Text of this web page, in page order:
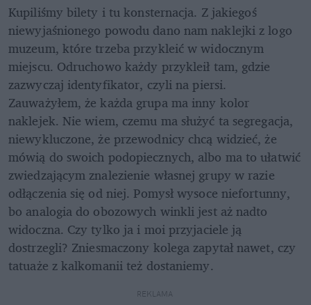
Kupiliśmy bilety i tu konsternacja. Z jakiegoś
niewyjaśnionego powodu dano nam naklejki z logo
muzeum, które trzeba przykleić w widocznym
miejscu. Odruchowo każdy przykleił tam, gdzie
zazwyczaj identyfikator, czyli na piersi.
Zauważyłem, że każda grupa ma inny kolor
naklejek. Nie wiem, czemu ma służyć ta segregacja,
niewykluczone, że przewodnicy chcą widzieć, że
mówią do swoich podopiecznych, albo ma to ułatwić
zwiedzającym znalezienie własnej grupy w razie
odłączenia się od niej. Pomysł wysoce niefortunny,
bo analogia do obozowych winkli jest aż nadto
widoczna. Czy tylko ja i moi przyjaciele ją
dostrzegli? Zniesmaczony kolega zapytał nawet, czy
tatuaże z kalkomanii też dostaniemy.
REKLAMA